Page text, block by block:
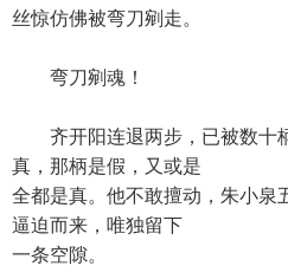
丝惊仿佛被弯刀剜走。
弯刀剜魂！
齐开阳连退两步，已被数十
真，那柄是假，又或是
全都是真。他不敢擅动，朱小泉
逼迫而来，唯独留下
一条空隙。